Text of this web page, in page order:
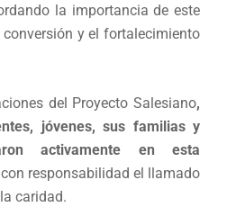
la importancia de este
y el fortalecimiento
del Proyecto Salesiano,
jóvenes, sus familias y
activamente en esta
responsabilidad el llamado
caridad.